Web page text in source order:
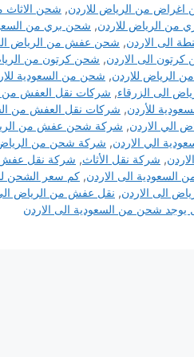
من الرياض للاردن, شحن الاثاث
من الرياض للاردن, شحن بري من
الى الاردن, شحن عفش من الرياض
الى الاردن, شحن كرتون من
الرياض للاردن, شحن من السعودية
الى الزرقاء, شركات نقل العفش من
للأردن, شركات نقل العفش من
الي الاردن, شركة شحن عفش من
الي الاردن, شركة شحن من الرياض
, شركة نقل الأثاث, شركة نقل عفش
الى الاردن, كم سعر الشحن
الى الاردن, نقل عفش من الرياض
يوجد شحن من السعودية الى الاردن